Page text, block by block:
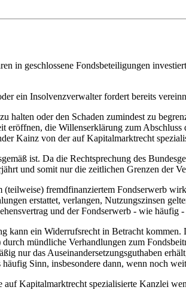
in geschlossene Fondsbeteiligungen
ein Insolvenzverwalter fordert bereits
oder den Schaden zumindest zu
die Willenserklärung zum
Kainz von der auf Kapitalmarktrecht
ist. Da die Rechtsprechung des
und somit nur die zeitlichen Grenzen der
fremdfinanziertem Fondserwerb
erstattet, verlangen, Nutzungszinsen
und der Fondserwerb - wie häufig
kann ein Widerrufsrecht in Betracht
mündliche Verhandlungen zum
nur das Auseinandersetzungsguthaben
Sinn, insbesondere dann, wenn noch
auf Kapitalmarktrecht spezialisierte Kanzlei